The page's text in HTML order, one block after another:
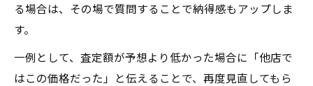
る場合は、その場で質問することで納得感もアップしま
す。
一例として、査定額が予想より低かった場合に「他店で
はこの価格だった」と伝えることで、再度見直してもら